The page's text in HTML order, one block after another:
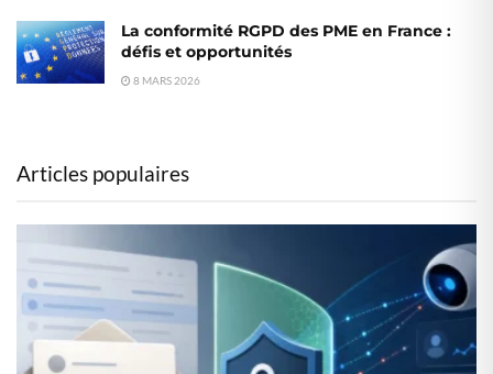
La conformité RGPD des PME en France :
défis et opportunités
8 MARS 2026
Articles populaires